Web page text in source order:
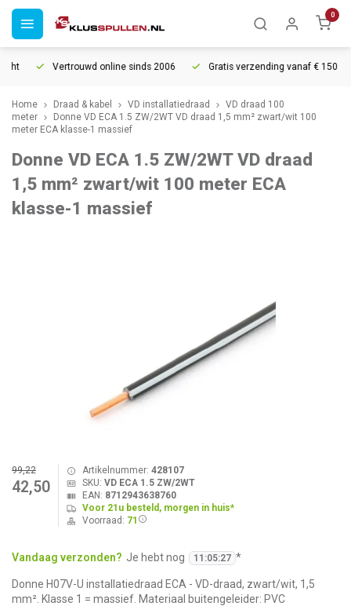
0
Vertrouwd online sinds 2006 Gratis verzending vanaf € 150
Home Draad & kabel VD installatiedraad
VD draad 100
meter
Donne VD ECA 1.5 ZW/2WT VD draad 1,5 mm² zwart/wit 100
meter ECA klasse-1 massief
Donne VD ECA 1.5 ZW/2WT VD draad
1,5 mm² zwart/wit 100 meter ECA
klasse-1 massief
99,22
42,50
Artikelnummer: 428107
SKU: VD ECA 1.5 ZW/2WT
EAN: 8712943638760
Voor 21u besteld, morgen in huis*
Voorraad: 71
Vandaag verzonden? Je hebt nog 11 :05:27 *
Donne H07V-U installatiedraad ECA - VD-draad, zwart/wit, 1,5
mm². Klasse 1 = massief. Materiaal buitengeleider: PVC